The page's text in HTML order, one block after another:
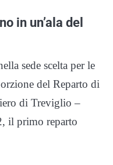
in un’ala del
sede scelta per le
del Reparto di
di Treviglio –
il primo reparto